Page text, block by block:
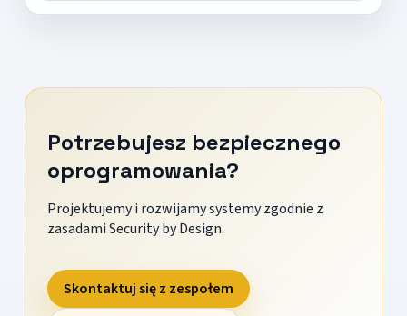
Potrzebujesz bezpiecznego
oprogramowania?
Projektujemy i rozwijamy systemy zgodnie z
zasadami Security by Design.
Skontaktuj się z zespołem